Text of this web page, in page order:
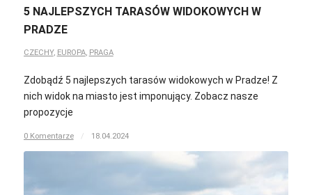
5 NAJLEPSZYCH TARASÓW WIDOKOWYCH W
PRADZE
CZECHY, EUROPA, PRAGA
Zdobądź 5 najlepszych tarasów widokowych w Pradze! Z
nich widok na miasto jest imponujący. Zobacz nasze
propozycje
0 Komentarze / 18.04.2024